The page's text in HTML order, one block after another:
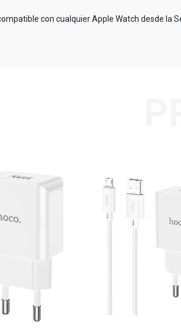
con cualquier Apple Watch desde la